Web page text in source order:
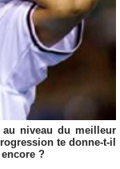
niveau du meilleur
te donne-t-il
?